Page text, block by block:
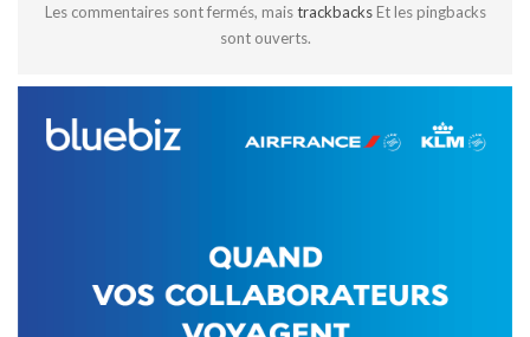
Les commentaires sont fermés, maistrackbacks Et les pingbacks
sont ouverts.